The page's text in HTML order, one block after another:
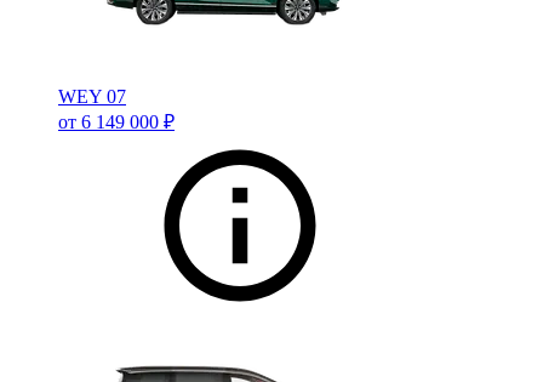
WEY 07
от 6 149 000 ₽